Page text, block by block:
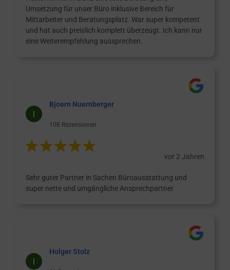
Umsetzung für unser Büro inklusive Bereich für
Mittarbeiter und Beratungsplatz. War super kompetent
und hat auch preislich komplett überzeugt. Ich kann nur
eine Weiterempfehlung aussprechen.
Bjoern Nuernberger
108 Rezensionen
vor 2 Jahren
Sehr guter Partner in Sachen Büroausstattung und
super nette und umgängliche Ansprechpartner
Holger Stolz